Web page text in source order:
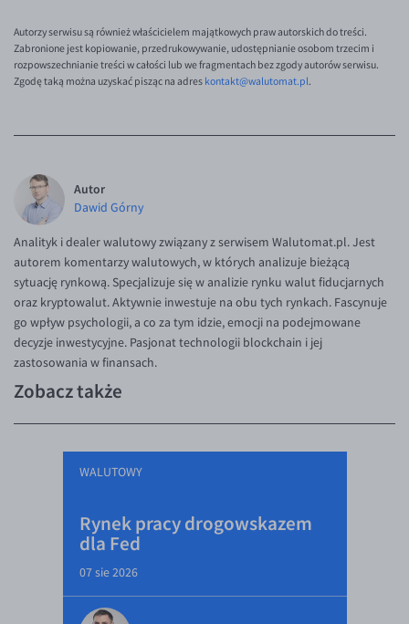
Autorzy serwisu są również właścicielem majątkowych praw autorskich do treści.
Zabronione jest kopiowanie, przedrukowywanie, udostępnianie osobom trzecim i
rozpowszechnianie treści w całości lub we fragmentach bez zgody autorów serwisu.
Zgodę taką można uzyskać pisząc na adres kontakt@walutomat.pl.
Autor
Dawid Górny
Analityk i dealer walutowy związany z serwisem Walutomat.pl. Jest
autorem komentarzy walutowych, w których analizuje bieżącą
sytuację rynkową. Specjalizuje się w analizie rynku walut fiducjarnych
oraz kryptowalut. Aktywnie inwestuje na obu tych rynkach. Fascynuje
go wpływ psychologii, a co za tym idzie, emocji na podejmowane
decyzje inwestycyjne. Pasjonat technologii blockchain i jej
zastosowania w finansach.
Zobacz także
WALUTOWY
Rynek pracy drogowskazem
dla Fed
07 sie 2026